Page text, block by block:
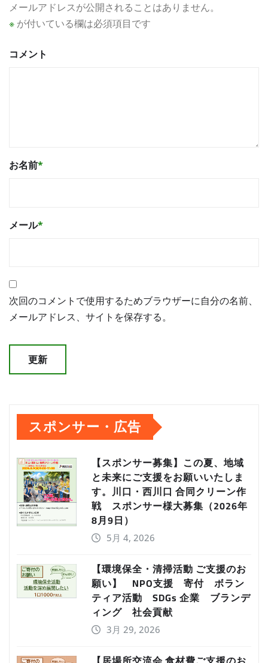
メールアドレスが公開されることはありません。
※ が付いている欄は必須項目です
コメント
お名前*
メール*
次回のコメントで使用するためブラウザーに自分の名前、
メールアドレス、サイトを保存する。
スポンサー・広告
【スポンサー募集】この夏、地域
と未来にご支援をお願いいたしま
す。川口・西川口 合同クリーン作
戦 スポンサー様大募集（2026年
8月9日）
5月 4, 2026
【環境保全・清掃活動 ご支援のお
願い】 NPO支援 寄付 ボラン
ティア活動 SDGs 企業 ブランデ
ィング 社会貢献
3月 29, 2026